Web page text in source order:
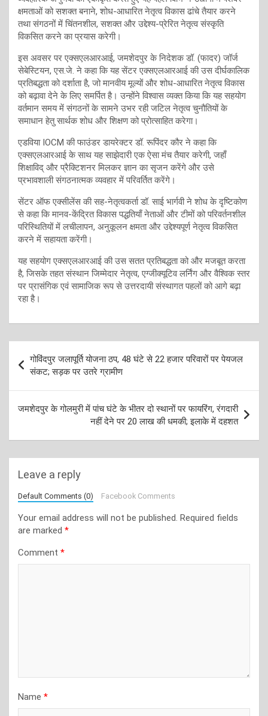
क्षमताओं को सशक्त बनाने, शोध-आधारित नेतृत्व विकास ढांचे तैयार करने
तथा संगठनों में चिंतनशील, सशक्त और उद्देश्य-प्रेरित नेतृत्व संस्कृति
विकसित करने का प्रयास करेगी।
इस अवसर पर एक्सएलआरआई, जमशेदपुर के निदेशक डॉ. (फादर) जॉर्ज
सेबेस्टियन, एस.जे. ने कहा कि यह सेंटर एक्सएलआरआई की उस दीर्घकालिक
प्रतिबद्धता को दर्शाता है, जो मानवीय मूल्यों और शोध-आधारित नेतृत्व विकास
को बढ़ावा देने के लिए समर्पित है। उन्होंने विश्वास व्यक्त किया कि यह सहयोग
वर्तमान समय में संगठनों के सामने उभर रही जटिल नेतृत्व चुनौतियों के
समाधान हेतु सार्थक शोध और शिक्षण को प्रोत्साहित करेगा।
एडविया IOCM की फाउंडर डायरेक्टर डॉ. रूपिंदर कौर ने कहा कि
एक्सएलआरआई के साथ यह साझेदारी एक ऐसा मंच तैयार करेगी, जहाँ
शिक्षाविद् और प्रैक्टिशनर मिलकर ज्ञान का सृजन करेंगे और उसे
प्रभावशाली संगठनात्मक व्यवहार में परिवर्तित करेंगे।
सेंटर ऑफ एक्सीलेंस की सह-नेतृत्वकर्ता डॉ. साई भार्गवी ने शोध के दृष्टिकोण
से कहा कि मानव-केंद्रित विकास पद्धतियाँ नेताओं और टीमों को परिवर्तनशील
परिस्थितियों में लचीलापन, अनुकूलन क्षमता और उद्देश्यपूर्ण नेतृत्व विकसित
करने में सहायता करेंगी।
यह सहयोग एक्सएलआरआई की उस सतत प्रतिबद्धता को और मजबूत करता
है, जिसके तहत संस्थान जिम्मेदार नेतृत्व, एग्जीक्यूटिव लर्निंग और वैश्विक स्तर
पर प्रासंगिक एवं सामाजिक रूप से उत्तरदायी संस्थागत पहलों को आगे बढ़ा
रहा है।
Post
navigation
गोविंदपुर जलापूर्ति योजना ठप, 48 घंटे से 22 हजार परिवारों पर पेयजल
संकट; सड़क पर उतरे ग्रामीण
जमशेदपुर के गोलमुरी में पांच घंटे के भीतर दो स्थानों पर फायरिंग, रंगदारी
नहीं देने पर 20 लाख की धमकी; इलाके में दहशत
Leave a reply
Default Comments (0) Facebook Comments
Your email address will not be published. Required fields
are marked *
Comment *
Name *